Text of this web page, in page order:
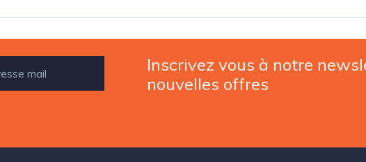
Inscrivez vous à notre
nouvelles offres